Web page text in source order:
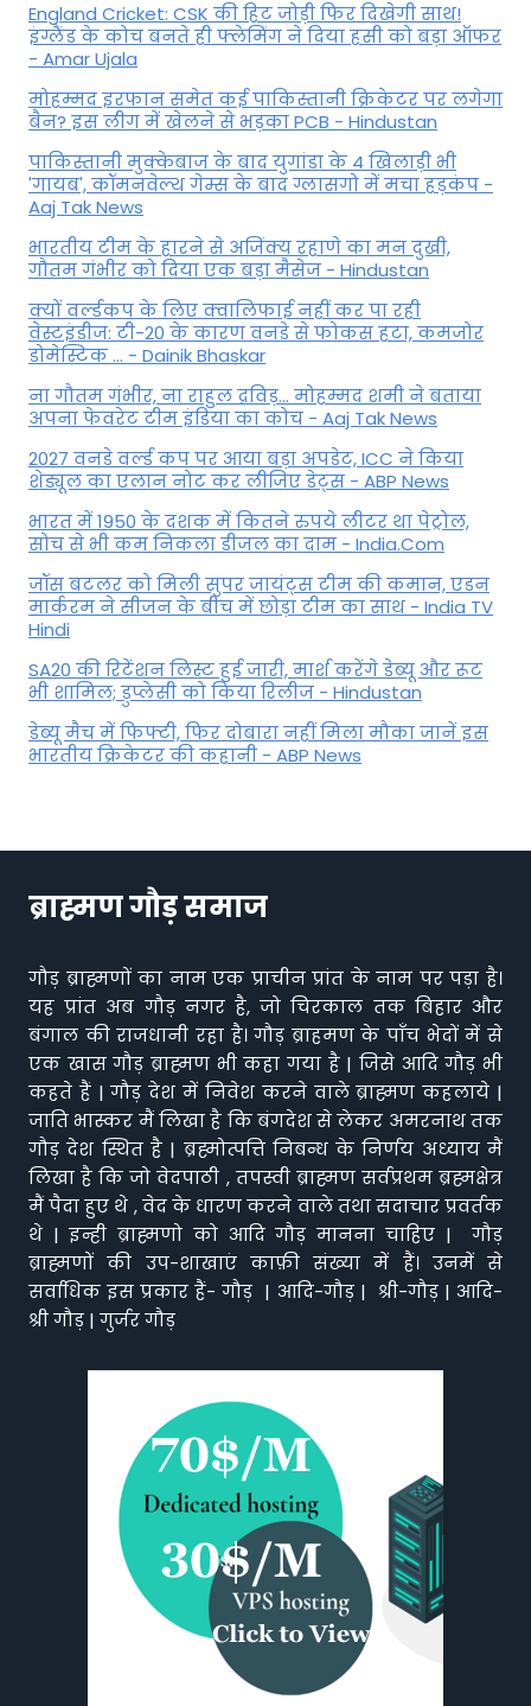
England Cricket: CSK की हिट जोड़ी फिर दिखेगी साथ!
इंग्लैंड के कोच बनते ही फ्लेमिंग ने दिया हसी को बड़ा ऑफर
- Amar Ujala
मोहम्मद इरफान समेत कई पाकिस्तानी क्रिकेटर पर लगेगा
बैन? इस लीग में खेलने से भड़का PCB - Hindustan
पाकिस्तानी मुक्केबाज के बाद युगांडा के 4 खिलाड़ी भी
'गायब', कॉमनवेल्थ गेम्स के बाद ग्लासगो में मचा हड़कंप -
Aaj Tak News
भारतीय टीम के हारने से अजिंक्य रहाणे का मन दुखी,
गौतम गंभीर को दिया एक बड़ा मैसेज - Hindustan
क्यों वर्ल्डकप के लिए क्वालिफाई नहीं कर पा रही
वेस्टइंडीज: टी-20 के कारण वनडे से फोकस हटा, कमजोर
डोमेस्टिक ... - Dainik Bhaskar
ना गौतम गंभीर, ना राहुल द्रव‍िड़... मोहम्मद शमी ने बताया
अपना फेवरेट टीम इंड‍िया का कोच - Aaj Tak News
2027 वनडे वर्ल्ड कप पर आया बड़ा अपडेट, ICC ने किया
शेड्यूल का एलान नोट कर लीजिए डेट्स - ABP News
भारत में 1950 के दशक में कितने रुपये लीटर था पेट्रोल,
सोच से भी कम निकला डीजल का दाम - India.Com
जॉस बटलर को मिली सुपर जायंट्स टीम की कमान, एडन
मार्करम ने सीजन के बीच में छोड़ा टीम का साथ - India TV
Hindi
SA20 की रिटेंशन लिस्ट हुई जारी, मार्श करेंगे डेब्यू और रूट
भी शामिल; डुप्लेसी को किया रिलीज - Hindustan
डेब्यू मैच में फिफ्टी, फिर दोबारा नहीं मिला मौका जानें इस
भारतीय क्रिकेटर की कहानी - ABP News
ब्राह्मण गौड़ समाज
गौड़ ब्राह्मणों का नाम एक प्राचीन प्रांत के नाम पर पड़ा है।
यह प्रांत अब गौड़ नगर है, जो चिरकाल तक बिहार और
बंगाल की राजधानी रहा है। गौड़ ब्राहमण के पाँच भेदों में से
एक खास गौड़ ब्राह्मण भी कहा गया है | जिसे आदि गौड़ भी
कहते हैं | गौड़ देश में निवेश करने वाले ब्राह्मण कहलाये |
जाति भास्कर मैं लिखा है कि बंगदेश से लेकर अमरनाथ तक
गौड़ देश स्थित है | ब्रह्मोत्पत्ति निबन्ध के निर्णय अध्याय मैं
लिखा है कि जो वेदपाठी , तपस्वी ब्राह्मण सर्वप्रथम ब्रह्मक्षेत्र
मैं पैदा हुए थे , वेद के धारण करने वाले तथा सदाचार प्रवर्तक
थे | इन्ही ब्राह्मणो को आदि गौड़ मानना चाहिए | गौड़
ब्राह्मणों की उप-शाखाएं काफ़ी संख्या में हैं। उनमें से
सर्वाधिक इस प्रकार हैं- गौड़ | आदि-गौड़ | श्री-गौड़ | आदि-
श्री गौड़ | गुर्जर गौड़